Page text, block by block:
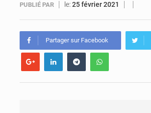
PUBLIÉ PAR le:25 février 2021
Partager sur Facebook